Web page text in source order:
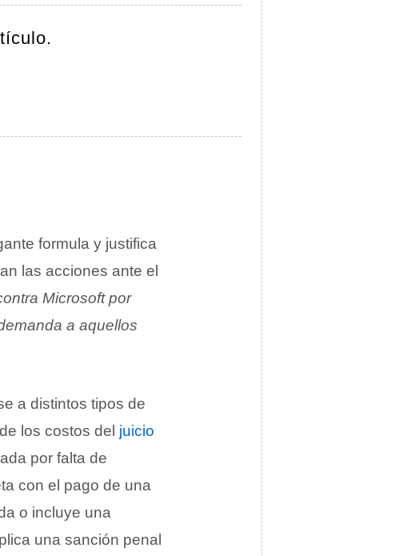
formula y justifica
las acciones ante el
Microsoft por
a aquellos
a distintos tipos de
los costos del juicio
por falta de
con el pago de una
o incluye una
una sanción penal